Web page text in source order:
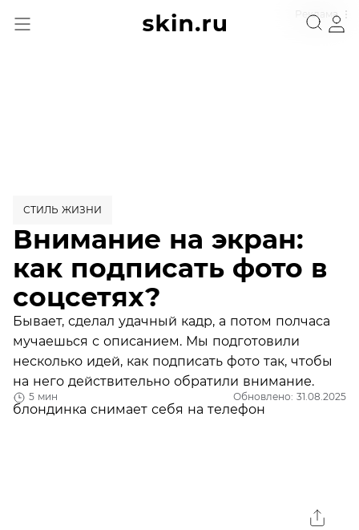
Реклама
5 мин Обновлено: 31.08.2025
СТИЛЬ ЖИЗНИ
Внимание на экран:
как подписать фото в
соцсетях?
Бывает, сделал удачный кадр, а потом полчаса
мучаешься с описанием. Мы подготовили
несколько идей, как подписать фото так, чтобы
на него действительно обратили внимание.